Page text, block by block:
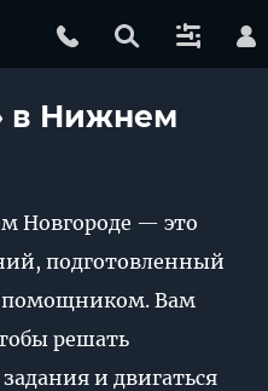
в Нижнем
Новгороде — это
подготовленный
Вам
решать
и двигаться